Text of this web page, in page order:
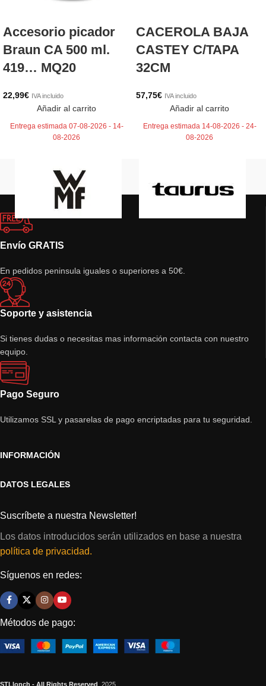
Accesorio picador
Braun CA 500 ml.
419… MQ20
22,99€ IVA incluido
Añadir al carrito
Entrega estimada 07-08-2026 - 14-
08-2026
CACEROLA BAJA
CASTEY C/TAPA
32CM
57,75€ IVA incluido
Añadir al carrito
Entrega estimada 14-08-2026 - 24-
08-2026
Envío GRATIS
En pedidos peninsula iguales o superiores a 50€.
Soporte y asistencia
Si tienes dudas o necesitas mas información contacta con nuestro
equipo.
Pago Seguro
Utilizamos SSL y pasarelas de pago encriptadas para tu seguridad.
INFORMACIÓN
DATOS LEGALES
Suscríbete a nuestra Newsletter!
Los datos introducidos serán utilizados en base a nuestra
política de privacidad.
Síguenos en redes:
Métodos de pago:
STLlonch - All Rights Reserved 2025